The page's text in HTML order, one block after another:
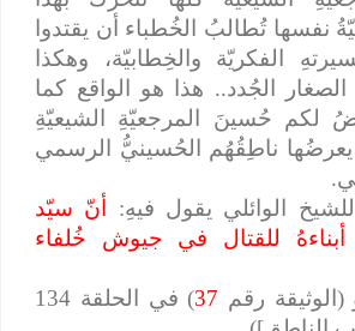
نفسها تُطالبُ الخُطباء أن يقتدوا
الفكريّة والخِطابيّة، وهكذا
الجُدد.. هذا هو الواقع كما
لكم حُسينَ المرجعيّةِ الشيعيّةِ
يعرضُها ناطِقُهُم الحُسينيُّ الرسمي
الوائلي يقول فيهِ: أنّ سيّد
أبناءهُ للقتال في جيوش خُلفاء
رقم 37
) في الحلقة 134